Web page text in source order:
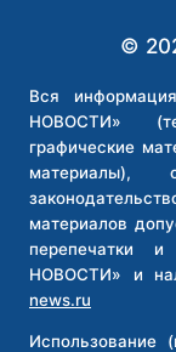
©
Вся
НОВОСТИ»
графические
материалы),
материалов
перепечатки
НОВОСТИ» и
news.ru
Использование